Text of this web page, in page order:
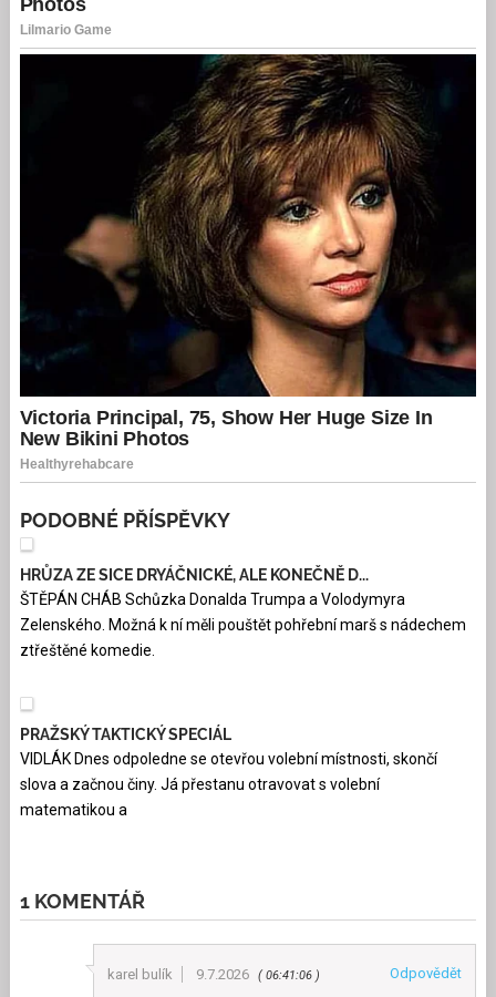
PODOBNÉ PŘÍSPĚVKY
HRŮZA ZE SICE DRYÁČNICKÉ, ALE KONEČNĚ D...
ŠTĚPÁN CHÁB Schůzka Donalda Trumpa a Volodymyra
Zelenského. Možná k ní měli pouštět pohřební marš s nádechem
ztřeštěné komedie.
PRAŽSKÝ TAKTICKÝ SPECIÁL
VIDLÁK Dnes odpoledne se otevřou volební místnosti, skončí
slova a začnou činy. Já přestanu otravovat s volební
matematikou a
1 KOMENTÁŘ
karel bulík 9.7.2026 06:41:06 Odpovědět